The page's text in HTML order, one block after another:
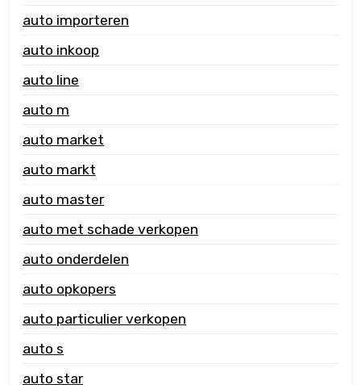
auto importeren
auto inkoop
auto line
auto m
auto market
auto markt
auto master
auto met schade verkopen
auto onderdelen
auto opkopers
auto particulier verkopen
auto s
auto star